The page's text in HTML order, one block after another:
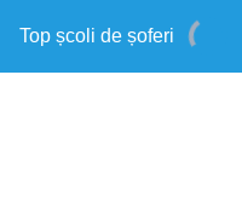
Top școli de șoferi